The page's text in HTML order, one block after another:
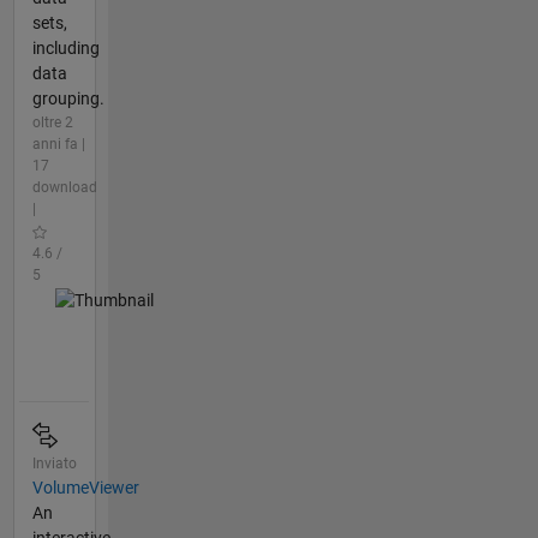
sets,
including
data
grouping.
oltre 2
anni fa |
17
download
4.6 /
5
Inviato
VolumeViewer
An